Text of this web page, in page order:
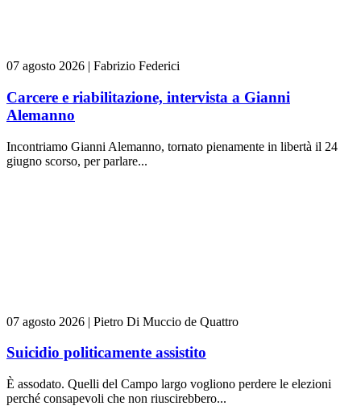
07 agosto 2026 | Fabrizio Federici
Carcere e riabilitazione, intervista a Gianni
Alemanno
Incontriamo Gianni Alemanno, tornato pienamente in libertà il 24
giugno scorso, per parlare...
07 agosto 2026 | Pietro Di Muccio de Quattro
Suicidio politicamente assistito
È assodato. Quelli del Campo largo vogliono perdere le elezioni
perché consapevoli che non riuscirebbero...